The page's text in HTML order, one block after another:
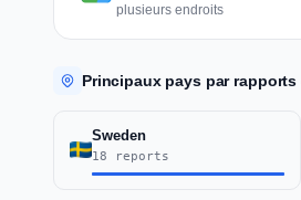
plusieurs endroits
Principaux pays par
Sweden
18 reports